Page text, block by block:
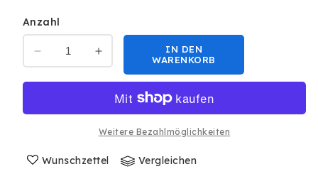
Anzahl
Verringere
die
Clear
MagSafe
Erhöhe
die
Clear
Case
MagSafe
IN DEN
WARENKORB
Weitere Bezahlmöglichkeiten
Wunschzettel Vergleichen